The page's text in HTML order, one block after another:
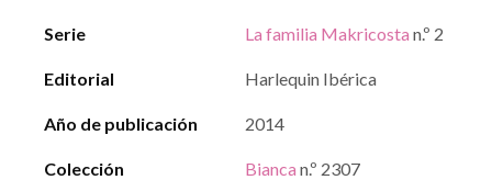
Serie La familia Makricosta n.º 2
Editorial Harlequin Ibérica
Año de publicación 2014
Colección Bianca n.º 2307